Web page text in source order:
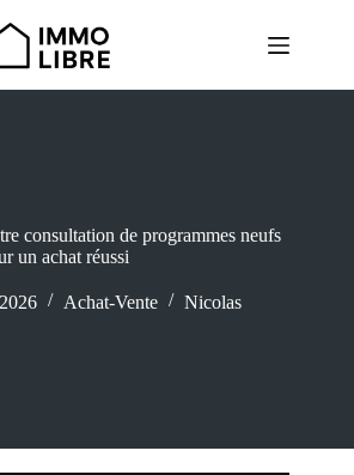
consultation de programmes neufs
un achat réussi
Achat-Vente Nicolas